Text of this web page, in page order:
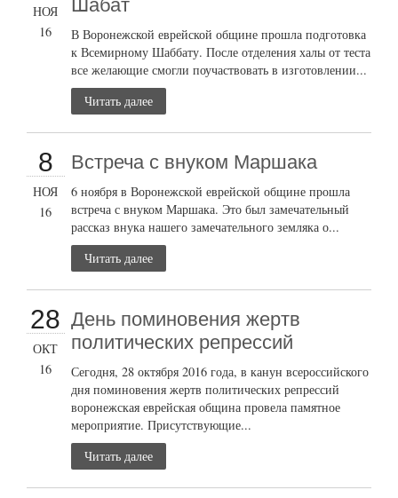
НОЯ
16
Шабат
В Воронежской еврейской общине прошла подготовка
к Всемирному Шаббату. После отделения халы от теста
все желающие смогли поучаствовать в изготовлении...
Читать далее
8
НОЯ
16
Встреча с внуком Маршака
6 ноября в Воронежской еврейской общине прошла
встреча с внуком Маршака. Это был замечательный
рассказ внука нашего замечательного земляка о...
Читать далее
28
ОКТ
16
День поминовения жертв
политических репрессий
Сегодня, 28 октября 2016 года, в канун всероссийского
дня поминовения жертв политических репрессий
воронежская еврейская община провела памятное
мероприятие. Присутствующие...
Читать далее